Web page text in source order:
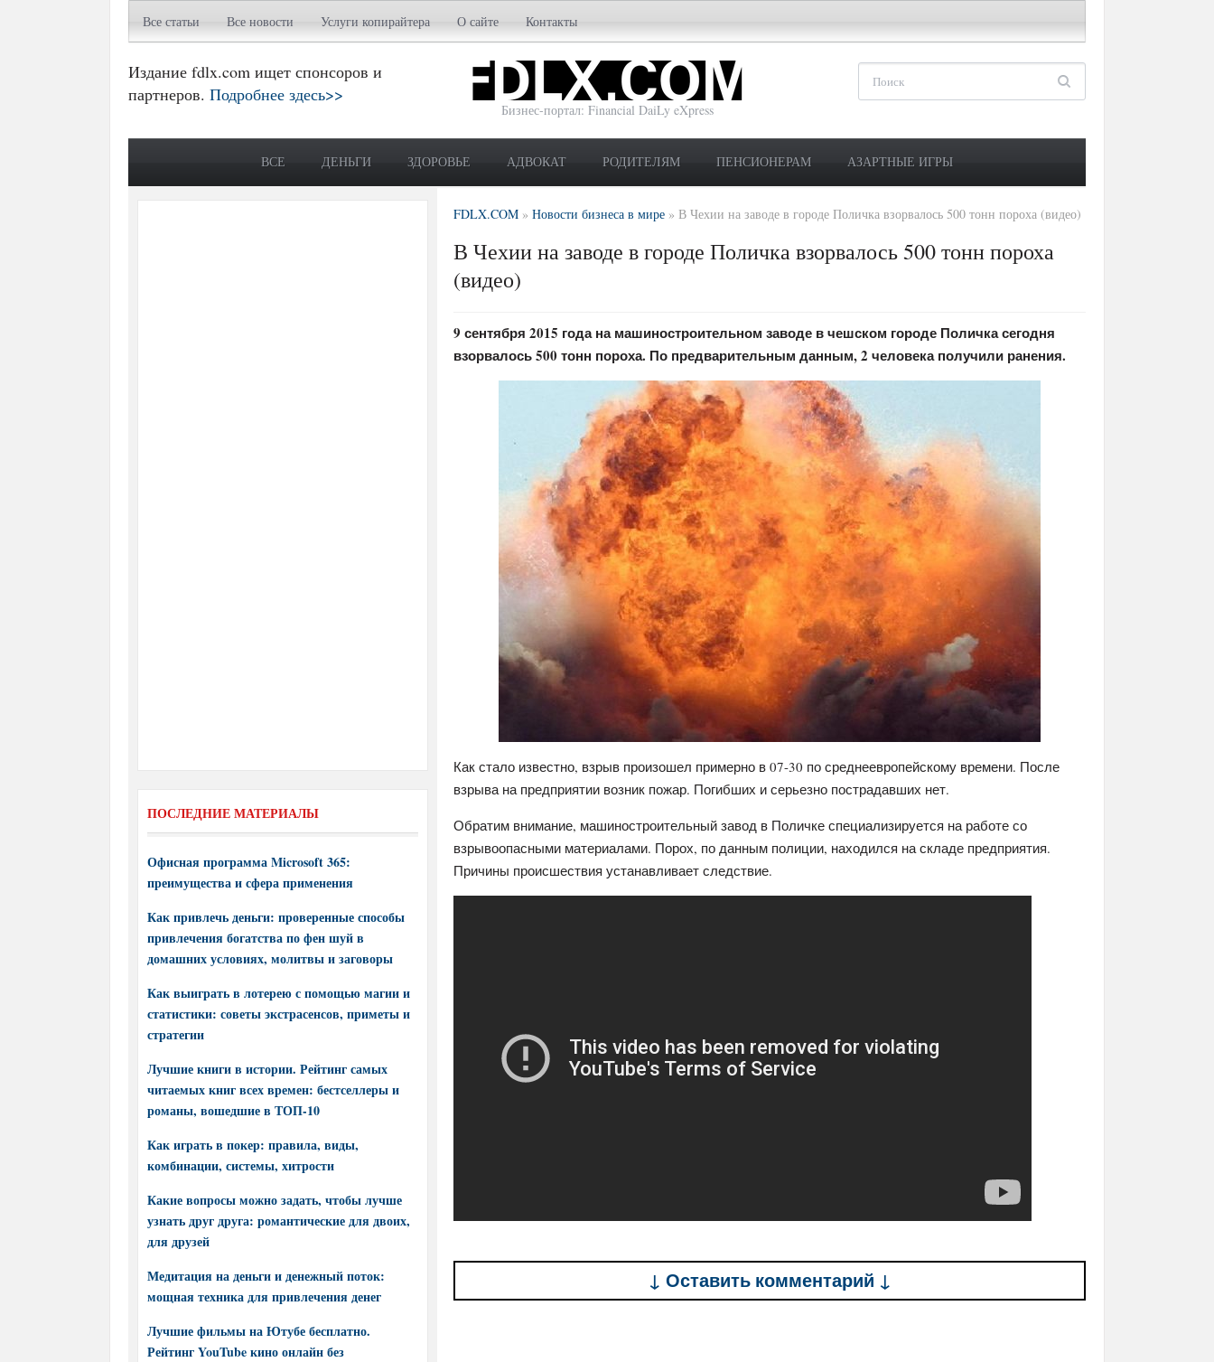
Все статьи Все новости Услуги копирайтера О сайте Контакты
Издание fdlx.com ищет спонсоров и
партнеров. Подробнее здесь>>
Бизнес-портал: Financial DaiLy eXpress
ВСЕ ДЕНЬГИ ЗДОРОВЬЕ АДВОКАТ РОДИТЕЛЯМ ПЕНСИОНЕРАМ АЗАРТНЫЕ ИГРЫ
FDLX.COM » Новости бизнеса в мире » В Чехии на заводе в городе Поличка взорвалось 500 тонн пороха (видео)
В Чехии на заводе в городе Поличка взорвалось 500 тонн пороха
(видео)
9 сентября 2015 года на машиностроительном заводе в чешском городе Поличка сегодня
взорвалось 500 тонн пороха. По предварительным данным, 2 человека получили ранения.
Как стало известно, взрыв произошел примерно в 07-30 по среднеевропейскому времени. После
взрыва на предприятии возник пожар. Погибших и серьезно пострадавших нет.
Обратим внимание, машиностроительный завод в Поличке специализируется на работе со
взрывоопасными материалами. Порох, по данным полиции, находился на складе предприятия.
Причины происшествия устанавливает следствие.
↓ Оставить комментарий ↓
ПОСЛЕДНИЕ МАТЕРИАЛЫ
Офисная программа Microsoft 365:
преимущества и сфера применения
Как привлечь деньги: проверенные способы
привлечения богатства по фен шуй в
домашних условиях, молитвы и заговоры
Как выиграть в лотерею с помощью магии и
статистики: советы экстрасенсов, приметы и
стратегии
Лучшие книги в истории. Рейтинг самых
читаемых книг всех времен: бестселлеры и
романы, вошедшие в ТОП-10
Как играть в покер: правила, виды,
комбинации, системы, хитрости
Какие вопросы можно задать, чтобы лучше
узнать друг друга: романтические для двоих,
для друзей
Медитация на деньги и денежный поток:
мощная техника для привлечения денег
Лучшие фильмы на Ютубе бесплатно.
Рейтинг YouTube кино онлайн без